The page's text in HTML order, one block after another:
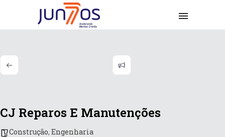
CJ Reparos E Manutenções
Construção, Engenharia